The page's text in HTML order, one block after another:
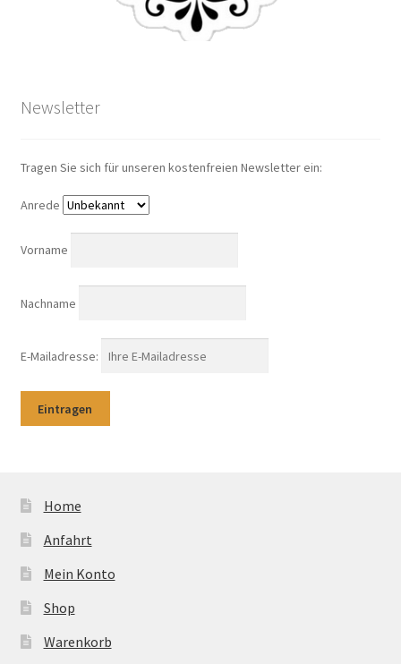
Newsletter
Tragen Sie sich für unseren kostenfreien Newsletter ein:
Anrede
Vorname
Nachname
E-Mailadresse:
Home
Anfahrt
Mein Konto
Shop
Warenkorb